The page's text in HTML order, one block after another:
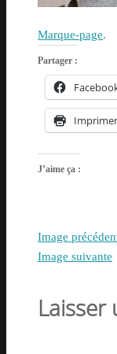
Marque-page.
Partager :
Imprimer
J’aime ça :
Image
Image suivante